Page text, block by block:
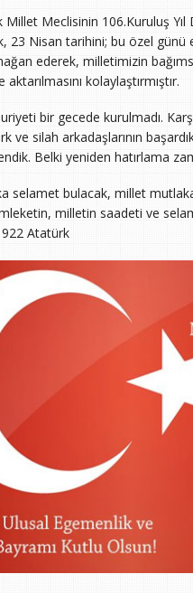
Millet Meclisinin 106.Kuruluş
23 Nisan tarihini; bu özel
ederek, milletimizin
kolaylaştırmıştır.
bir gecede kurulmadı.
ve silah arkadaşlarının
Belki yeniden hatırlama
selamet bulacak, millet
milletin saadeti ve
Atatürk